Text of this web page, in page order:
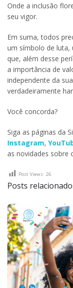
Onde a inclusão
seu vigor.
Em suma, todos
um símbolo de luta,
que, além desse
a importância de
independente da
verdadeiramente
Você concorda?
Siga as páginas da
Instagram,
as novidades sobre
Post Views: 26
Posts